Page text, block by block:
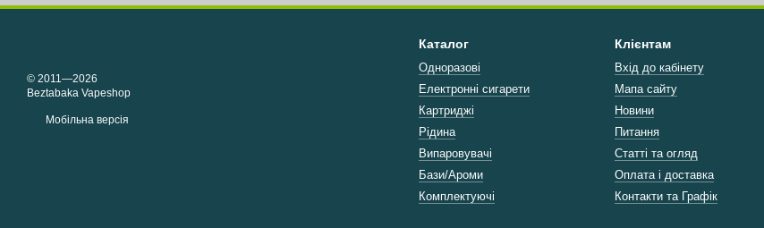
© 2011—2026
Beztabaka Vapeshop
Мобільна версія
Каталог
Одноразові
Електронні сигарети
Картриджі
Рідина
Випаровувачі
Бази/Ароми
Комплектуючі
Клієнтам
Вхід до кабінету
Мапа сайту
Новини
Питання
Статті та огляд
Оплата і доставка
Контакти та Графік